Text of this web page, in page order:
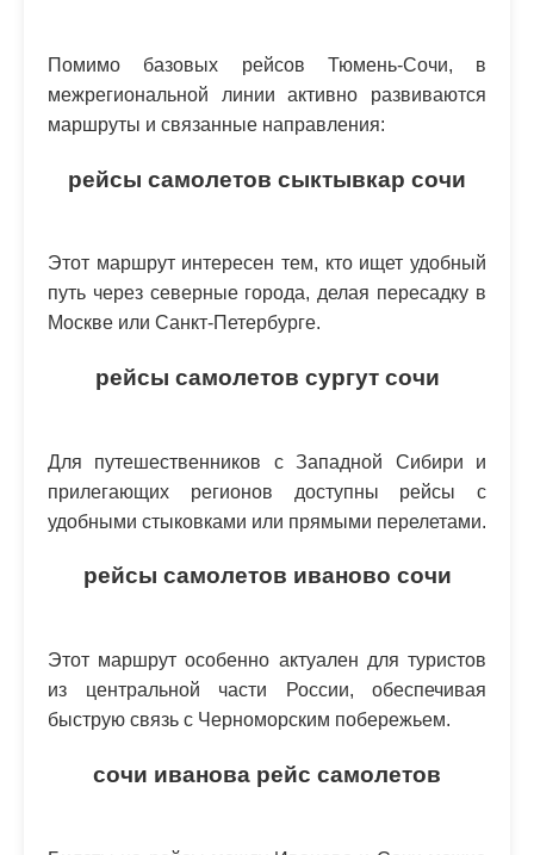
Помимо базовых рейсов Тюмень-Сочи, в
межрегиональной линии активно развиваются
маршруты и связанные направления:
рейсы самолетов сыктывкар сочи
Этот маршрут интересен тем, кто ищет удобный
путь через северные города, делая пересадку в
Москве или Санкт-Петербурге.
рейсы самолетов сургут сочи
Для путешественников с Западной Сибири и
прилегающих регионов доступны рейсы с
удобными стыковками или прямыми перелетами.
рейсы самолетов иваново сочи
Этот маршрут особенно актуален для туристов
из центральной части России, обеспечивая
быструю связь с Черноморским побережьем.
сочи иванова рейс самолетов